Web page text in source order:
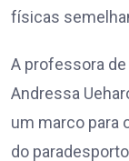
físicas
A professora
Andressa
um marco para
do